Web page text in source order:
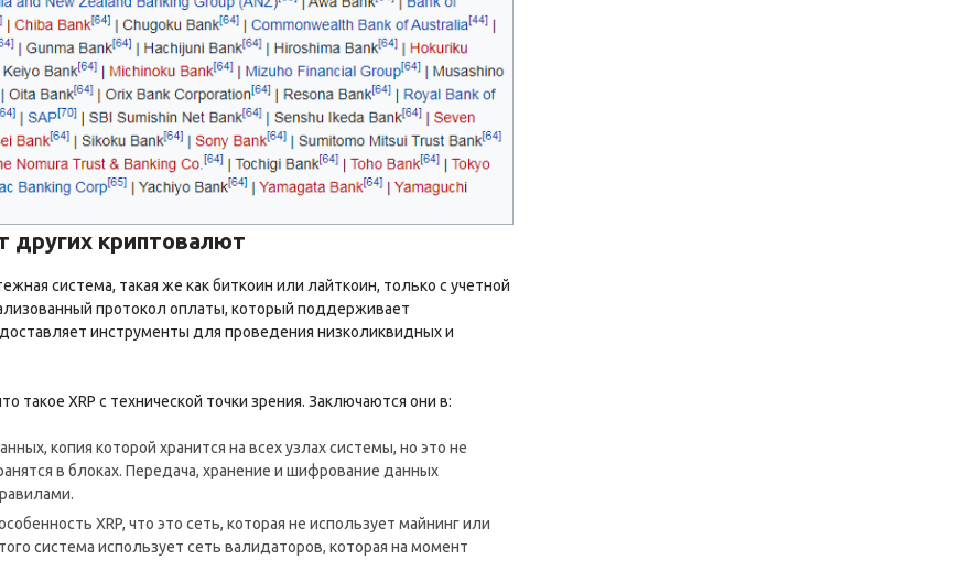
других криптовалют
система, такая же как биткоин или лайткоин, только с учетной
протокол оплаты, который поддерживает
инструменты для проведения низколиквидных и
такое XRP с технической точки зрения. Заключаются они в:
копия которой хранится на всех узлах системы, но это не
в блоках. Передача, хранение и шифрование данных
XRP, что это сеть, которая не использует майнинг или
система использует сеть валидаторов, которая на момент